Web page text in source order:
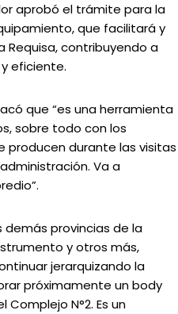
aprobó el trámite para la
que facilitará y
Requisa, contribuyendo a
eficiente.
que “es una herramienta
sobre todo con los
producen durante las visitas
Va a
provincias de la
y otros más,
jerarquizando la
próximamente un body
N°2. Es un